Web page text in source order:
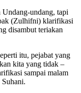
Undang-undang, tapi
(Zulhifni) klarifikasi
disambut teriakan
itu, pejabat yang
kita yang tidak –
sampai malam